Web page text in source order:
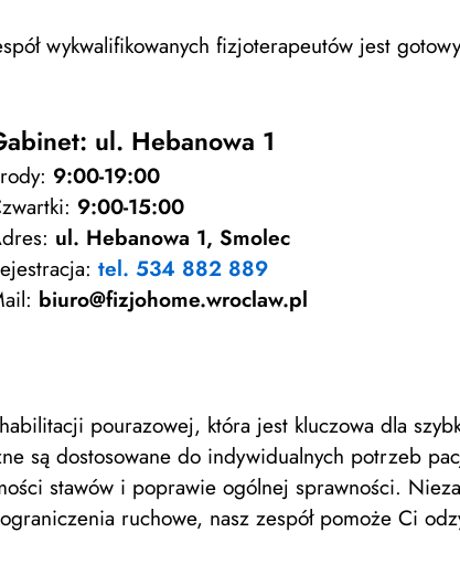
wykwalifikowanych fizjoterapeutów jest
ul. Hebanowa 1
9:00-19:00
9:00-15:00
ul. Hebanowa 1, Smolec
tel. 534 882 889
biuro@fizjohome.wroclaw.pl
pourazowej, która jest kluczowa dla
są dostosowane do indywidualnych potrzeb
stawów i poprawie ogólnej sprawności.
ruchowe, nasz zespół pomoże Ci